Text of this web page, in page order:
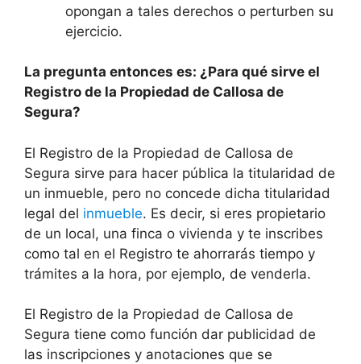
opongan a tales derechos o perturben su
ejercicio.
La pregunta entonces es: ¿Para qué sirve el
Registro de la Propiedad de Callosa de
Segura?
El Registro de la Propiedad de Callosa de
Segura sirve para hacer pública la titularidad de
un inmueble, pero no concede dicha titularidad
legal del inmueble. Es decir, si eres propietario
de un local, una finca o vivienda y te inscribes
como tal en el Registro te ahorrarás tiempo y
trámites a la hora, por ejemplo, de venderla.
El Registro de la Propiedad de Callosa de
Segura tiene como función dar publicidad de
las inscripciones y anotaciones que se